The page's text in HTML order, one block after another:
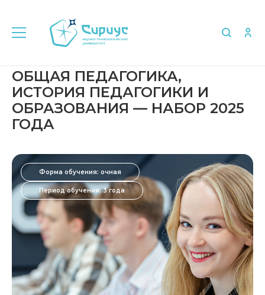
ОБЩАЯ ПЕДАГОГИКА,
ИСТОРИЯ ПЕДАГОГИКИ И
ОБРАЗОВАНИЯ — НАБОР 2025
ГОДА
Форма обучения: очная
Период обучения: 3 года